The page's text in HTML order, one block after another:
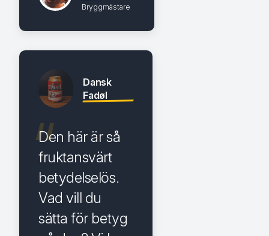
Bryggmästare
Dansk
Fadøl
Den här är så
fruktansvärt
betydelselös.
Vad vill du
sätta för betyg